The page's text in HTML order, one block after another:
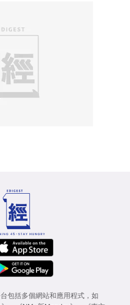
包括多個網站和應用程式，如